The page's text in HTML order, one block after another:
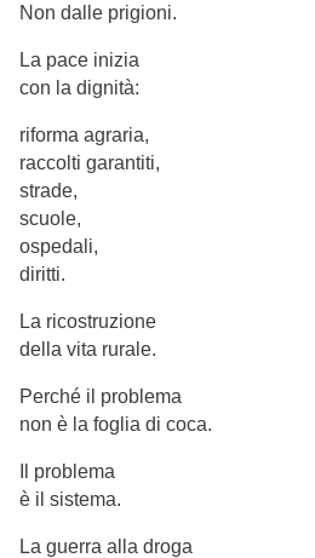
Non dalle prigioni.
La pace inizia
con la dignità:
riforma agraria,
raccolti garantiti,
strade,
scuole,
ospedali,
diritti.
La ricostruzione
della vita rurale.
Perché il problema
non è la foglia di coca.
Il problema
è il sistema.
La guerra alla droga